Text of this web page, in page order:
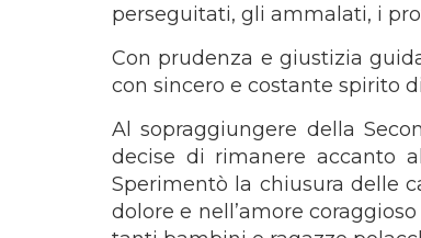
perseguitati, gli ammalati, i
Con prudenza e giustizia
con sincero e costante spirito
Al sopraggiungere della
decise di rimanere accanto
Sperimentò la chiusura delle
dolore e nell’amore